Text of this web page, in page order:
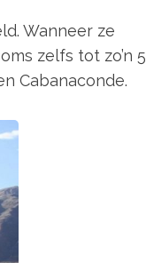
Wanneer ze
zelfs tot zo’n 5
Cabanaconde.